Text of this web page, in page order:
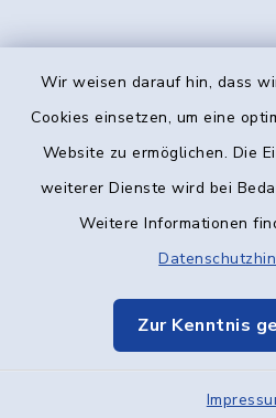
Wir weisen darauf hin, dass
Cookies einsetzen, um eine
Website zu ermöglichen. Die
weiterer Dienste wird bei
Weitere Informationen
Zur Kenntnis
Elektronische